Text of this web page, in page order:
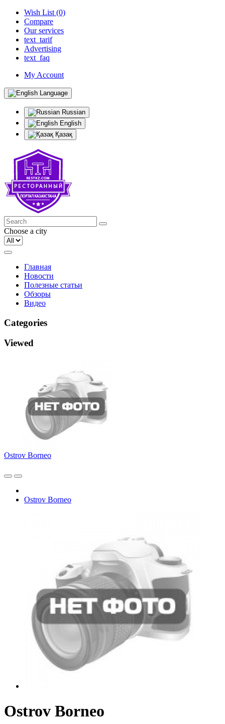
Wish List (0)
Compare
Our services
text_tarif
Advertising
text_faq
My Account
Language
Russian
English
Қазақ
Choose a city
Главная
Новости
Полезные статьи
Обзоры
Видео
Categories
Viewed
Ostrov Borneo
Ostrov Borneo
Ostrov Borneo